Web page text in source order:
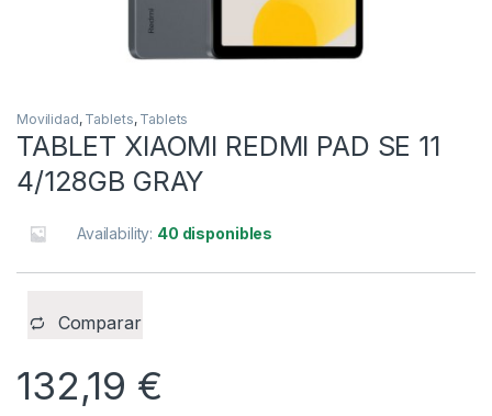
Movilidad, Tablets, Tablets
TABLET XIAOMI REDMI PAD SE 11
4/128GB GRAY
Availability: 40 disponibles
Comparar
132,19 €